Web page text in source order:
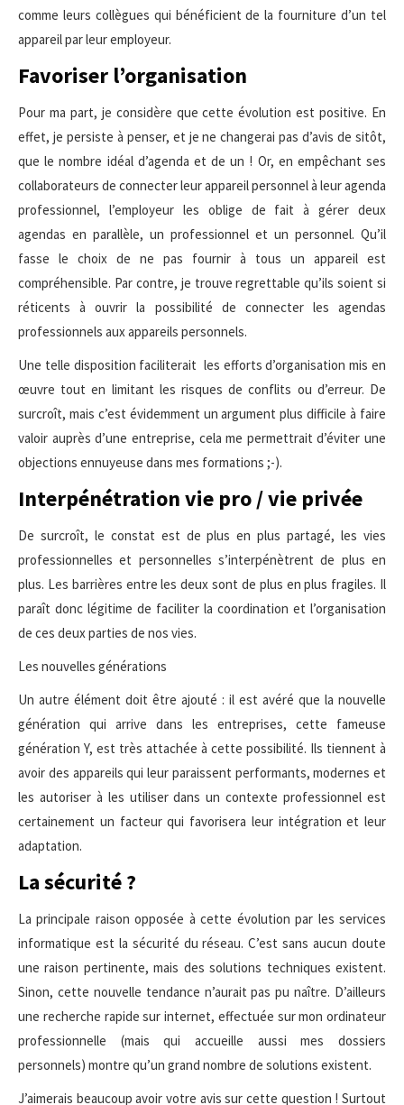
comme leurs collègues qui bénéficient de la fourniture d’un tel
appareil par leur employeur.
Favoriser l’organisation
Pour ma part, je considère que cette évolution est positive. En
effet, je persiste à penser, et je ne changerai pas d’avis de sitôt,
que le nombre idéal d’agenda et de un ! Or, en empêchant ses
collaborateurs de connecter leur appareil personnel à leur agenda
professionnel, l’employeur les oblige de fait à gérer deux
agendas en parallèle, un professionnel et un personnel. Qu’il
fasse le choix de ne pas fournir à tous un appareil est
compréhensible. Par contre, je trouve regrettable qu’ils soient si
réticents à ouvrir la possibilité de connecter les agendas
professionnels aux appareils personnels.
Une telle disposition faciliterait les efforts d’organisation mis en
œuvre tout en limitant les risques de conflits ou d’erreur. De
surcroît, mais c’est évidemment un argument plus difficile à faire
valoir auprès d’une entreprise, cela me permettrait d’éviter une
objections ennuyeuse dans mes formations ;-).
Interpénétration vie pro / vie privée
De surcroît, le constat est de plus en plus partagé, les vies
professionnelles et personnelles s’interpénètrent de plus en
plus. Les barrières entre les deux sont de plus en plus fragiles. Il
paraît donc légitime de faciliter la coordination et l’organisation
de ces deux parties de nos vies.
Les nouvelles générations
Un autre élément doit être ajouté : il est avéré que la nouvelle
génération qui arrive dans les entreprises, cette fameuse
génération Y, est très attachée à cette possibilité. Ils tiennent à
avoir des appareils qui leur paraissent performants, modernes et
les autoriser à les utiliser dans un contexte professionnel est
certainement un facteur qui favorisera leur intégration et leur
adaptation.
La sécurité ?
La principale raison opposée à cette évolution par les services
informatique est la sécurité du réseau. C’est sans aucun doute
une raison pertinente, mais des solutions techniques existent.
Sinon, cette nouvelle tendance n’aurait pas pu naître. D’ailleurs
une recherche rapide sur internet, effectuée sur mon ordinateur
professionnelle (mais qui accueille aussi mes dossiers
personnels) montre qu’un grand nombre de solutions existent.
J’aimerais beaucoup avoir votre avis sur cette question ! Surtout